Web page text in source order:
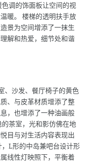
调的饰面板让空间的视
暖。 楼梯的透明扶手放
景为空间增添了一抹生
解和热爱，细节处和谐
、沙发、餐厅椅子的黄色
、与皮革材质增添了整
，也增添了一种油画般
茶室，光和影仿佛在地
目与对生活内容表现出
L形的中岛兼吧台设计形
线性灯映照下，平衡着